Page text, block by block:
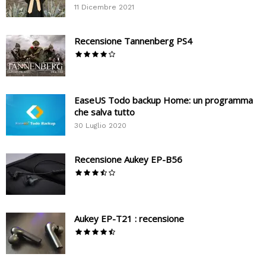
11 Dicembre 2021
Recensione Tannenberg PS4
EaseUS Todo backup Home: un programma
che salva tutto
30 Luglio 2020
Recensione Aukey EP-B56
Aukey EP-T21 : recensione